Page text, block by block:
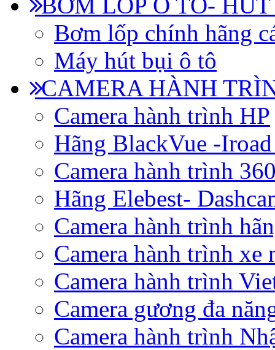
Bơm lốp chính hãng
Máy hút bụi ô tô
CAMERA HÀNH
Camera hành trình HP
Hãng BlackVue -
Camera hành trình
Hãng Elebest-
Camera hành trình
Camera hành trình xe
Camera hành trình
Camera gương đa
Camera hành trình